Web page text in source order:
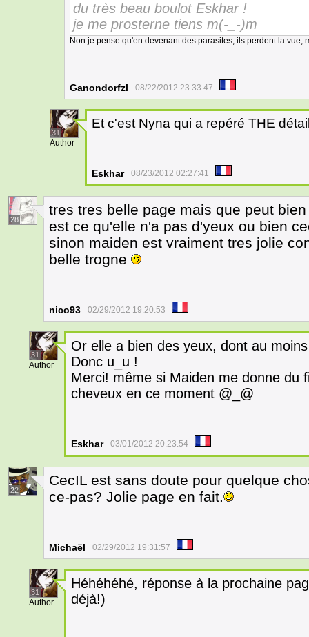
du très beau boulot Eskhar !
je me prosterne tiens m(-_-)m
Non je pense qu'en devenant des parasites, ils perdent la vue,
Ganondorfzl 08/22/2012 23:33:47
31
Author
Et c'est Nyna qui a repéré THE
Eskhar 08/23/2012 02:27:41
28
tres tres belle page mais que peut
est ce qu'elle n'a pas d'yeux ou bien
sinon maiden est vraiment tres jolie
belle trogne
nico93 02/29/2012 19:20:53
31
Author
Or elle a bien des yeux, dont au
Donc u_u !
Merci! même si Maiden me donne du
cheveux en ce moment @ @
Eskhar 03/01/2012 20:23:54
22
CecIL est sans doute pour quelque
ce-pas? Jolie page en fait.
Michaël 02/29/2012 19:31:57
31
Author
Héhéhéhé, réponse à la prochaine
déjà!)